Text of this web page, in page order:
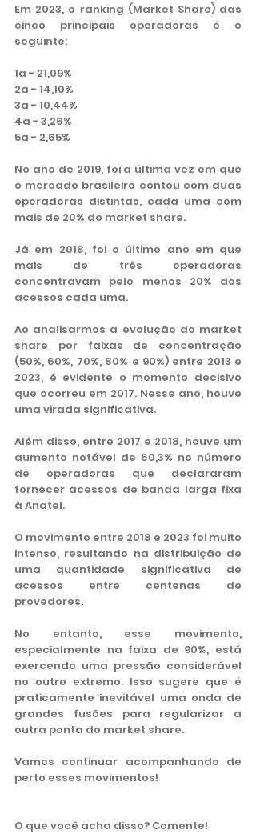
Em 2023, o ranking (Market Share) das
cinco principais operadoras é o
seguinte:
1a - 21,09%
2a - 14,10%
3a - 10,44%
4a - 3,26%
5a - 2,65%
No ano de 2019, foi a última vez em que
o mercado brasileiro contou com duas
operadoras distintas, cada uma com
mais de 20% do market share.
Já em 2018, foi o último ano em que
mais de três operadoras
concentravam pelo menos 20% dos
acessos cada uma.
Ao analisarmos a evolução do market
share por faixas de concentração
(50%, 60%, 70%, 80% e 90%) entre 2013 e
2023, é evidente o momento decisivo
que ocorreu em 2017. Nesse ano, houve
uma virada significativa.
Além disso, entre 2017 e 2018, houve um
aumento notável de 60,3% no número
de operadoras que declararam
fornecer acessos de banda larga fixa
à Anatel.
O movimento entre 2018 e 2023 foi muito
intenso, resultando na distribuição de
uma quantidade significativa de
acessos entre centenas de
provedores.
No entanto, esse movimento,
especialmente na faixa de 90%, está
exercendo uma pressão considerável
no outro extremo. Isso sugere que é
praticamente inevitável uma onda de
grandes fusões para regularizar a
outra ponta do market share.
Vamos continuar acompanhando de
perto esses movimentos!
O que você acha disso? Comente!